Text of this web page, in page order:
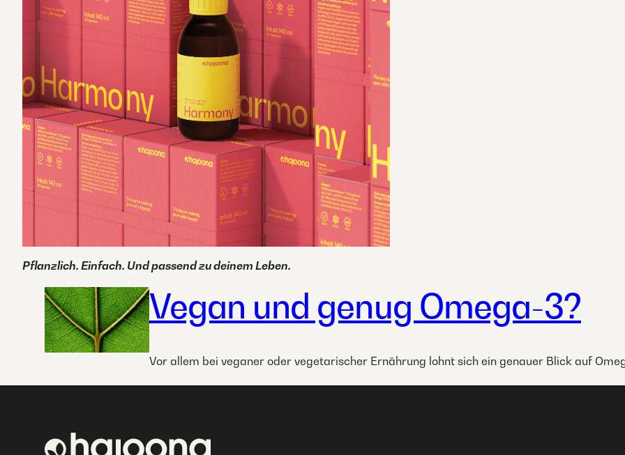
Pflanzlich. Einfach. Und passend zu deinem Leben.
Vegan und genug Omega-3?
Vor allem bei veganer oder vegetarischer Ernährung lohnt sich ein genauer Blick auf